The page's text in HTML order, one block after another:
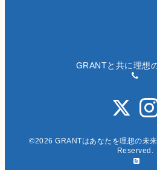
GRANTと共に理想
©2026GRANTはあなたを理想の未来
Reserved.